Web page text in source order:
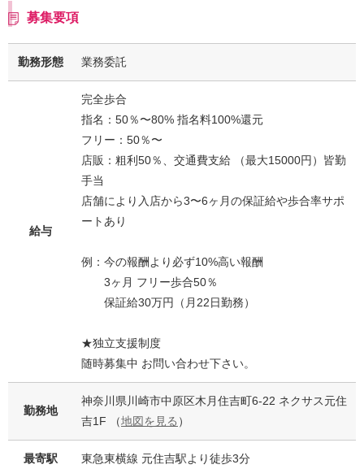
募集要項
勤務形態 業務委託
給与
完全歩合
指名：50％〜80% 指名料100%還元
フリー：50％〜
店販：粗利50％、交通費支給 （最大15000円）皆勤
手当
店舗により入店から3〜6ヶ月の保証給や歩合率サポ
ートあり
例：今の報酬より必ず10%高い報酬
3ヶ月 フリー歩合50％
保証給30万円（月22日勤務）
★独立支援制度
随時募集中 お問い合わせ下さい。
勤務地
神奈川県川崎市中原区木月住吉町6-22 ネクサス元住
吉1F （地図を見る ）
最寄駅 東急東横線 元住吉駅より徒歩3分